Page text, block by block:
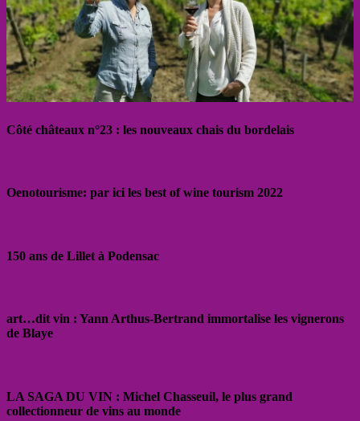
Côté châteaux n°23 : les nouveaux chais du bordelais
Oenotourisme: par ici les best of wine tourism 2022
150 ans de Lillet à Podensac
art…dit vin : Yann Arthus-Bertrand immortalise les vignerons
de Blaye
LA SAGA DU VIN : Michel Chasseuil, le plus grand
collectionneur de vins au monde